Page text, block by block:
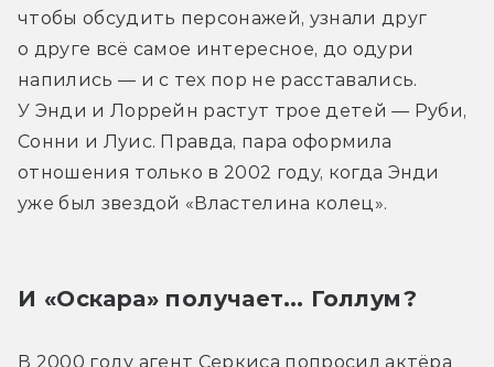
чтобы обсудить персонажей, узнали друг
о друге всё самое интересное, до одури
напились — и с тех пор не расставались.
У Энди и Лоррейн растут трое детей — Руби,
Сонни и Луис. Правда, пара оформила
отношения только в 2002 году, когда Энди
уже был звездой «Властелина колец».
И «Оскара» получает... Голлум?
В 2000 году агент Серкиса попросил актёра